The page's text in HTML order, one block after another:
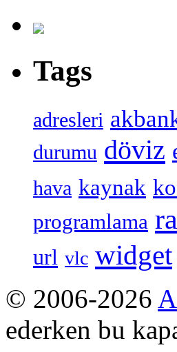
Tags
adresleri
durumu döviz
hava kaynak
programlama
url vlc widget
© 2006-2026
ederken bu